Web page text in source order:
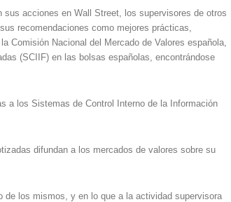
acciones en Wall Street, los supervisores de otros
recomendaciones como mejores prácticas,
Comisión Nacional del Mercado de Valores española,
(SCIIF) en las bolsas españolas, encontrándose
a los Sistemas de Control Interno de la Información
difundan a los mercados de valores sobre su
los mismos, y en lo que a la actividad supervisora